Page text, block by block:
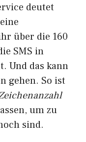
deutet
über die 160
SMS in
Und das kann
gehen. So ist
um zu
sind.